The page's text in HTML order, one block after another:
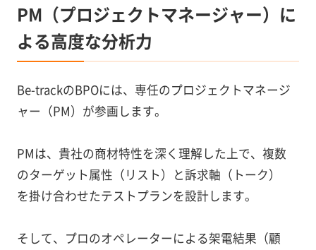
PM（プロジェクトマネージャー）に
よる高度な分析力
Be-trackのBPOには、専任のプロジェクトマネージ
ャー（PM）が参画します。
PMは、貴社の商材特性を深く理解した上で、複数
のターゲット属性（リスト）と訴求軸（トーク）
を掛け合わせたテストプランを設計します。
そして、プロのオペレーターによる架電結果（顧